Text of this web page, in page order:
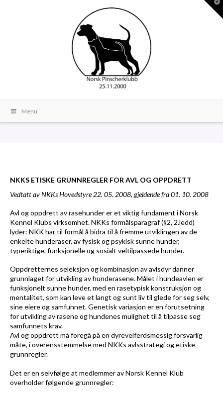
Menu
NKKS ETISKE GRUNNREGLER FOR AVL OG OPPDRETT
Vedtatt av NKKs Hovedstyre 22. 05. 2008, gjeldende fra 01. 10. 2008
Avl og oppdrett av rasehunder er et viktig fundament i Norsk
Kennel Klubs virksomhet. NKKs formålsparagraf (§2, 2.ledd)
lyder: NKK har til formål å bidra til å fremme utviklingen av de
enkelte hunderaser, av fysisk og psykisk sunne hunder,
typeriktige, funksjonelle og sosialt veltilpassede hunder.
Oppdretternes seleksjon og kombinasjon av avlsdyr danner
grunnlaget for utvikling av hunderasene. Målet i hundeavlen er
funksjonelt sunne hunder, med en rasetypisk konstruksjon og
mentalitet, som kan leve et langt og sunt liv til glede for seg selv,
sine eiere og samfunnet. Genetisk variasjon er en forutsetning
for utvikling av rasene og hundenes mulighet til å tilpasse seg
samfunnets krav.
Avl og oppdrett må foregå på en dyrevelferdsmessig forsvarlig
måte, i overensstemmelse med NKKs avlsstrategi og etiske
grunnregler.
Det er en selvfølge at medlemmer av Norsk Kennel Klub
overholder følgende grunnregler: